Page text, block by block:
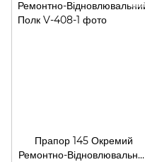
Прапор 145 Окремий
Ремонтно-Відновлювальний